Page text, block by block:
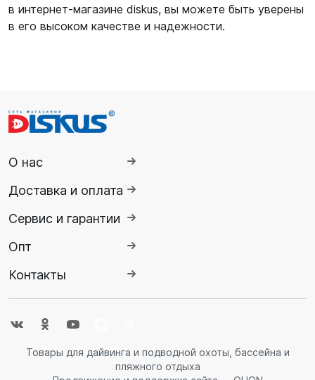
в интернет-магазине diskus, вы можете быть уверены
в его высоком качестве и надежности.
О нас
Доставка и оплата
Сервис и гарантии
Опт
Контакты
Товары для дайвинга и подводной охоты, бассейна и
пляжного отдыха